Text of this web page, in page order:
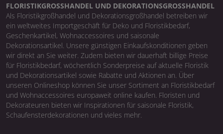
FLORISTIKGROSSHANDEL UND DEKORATIONSGROSSHANDEL
Als Floristikgroßhandel und Dekorationsgroßhandel betreiben wir
ein weltweites Importgeschäft für Deko und Floristikbedarf,
Geschenkartikel, Wohnaccessoires und saisonale
Dekorationsartikel. Unsere günstigen Einkaufskonditionen geben
wir direkt an Sie weiter. Zudem bieten wir dauerhaft billige Preise
für Floristikbedarf, wöchentlich Sonderpreise auf aktuelle Floristik
und Dekorationsartikel sowie Rabatte und Aktionen an. Über
unseren Onlineshop können Sie unser Sortiment an Floristikbedarf
und Wohnaccessoires europaweit online kaufen. Floristen und
Dekorateuren bieten wir Inspirationen für saisonale Floristik,
Schaufensterdekorationen und vieles mehr.